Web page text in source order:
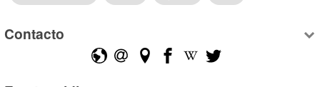
Contacto